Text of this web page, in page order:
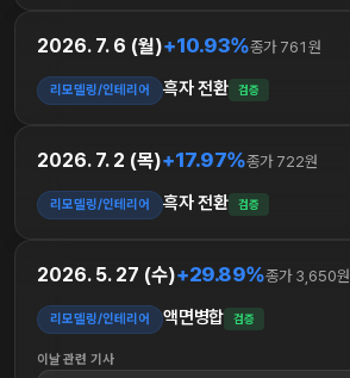
2026. 7. 6 (월)+10.93%종가 761원
리모델링/인테리어 흑자 전환 검증
2026. 7. 2 (목)+17.97%종가 722원
리모델링/인테리어 흑자 전환 검증
2026. 5. 27 (수)+29.89%종가 3,650원
리모델링/인테리어 액면병합 검증
이날 관련 기사